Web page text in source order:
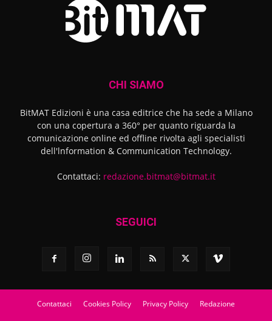
CHI SIAMO
BitMAT Edizioni è una casa editrice che ha sede a Milano
con una copertura a 360° per quanto riguarda la
comunicazione online ed offline rivolta agli specialisti
dell'lnformation & Communication Technology.
Contattaci: redazione.bitmat@bitmat.it
SEGUICI
Contattaci Cookies Policy Privacy Policy Redazione